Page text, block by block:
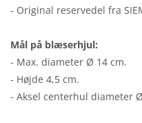
- Original reservedel fra
Mål på blæserhjul:
- Max. diameter Ø 14 cm.
- Højde 4,5 cm.
- Aksel centerhul diameter